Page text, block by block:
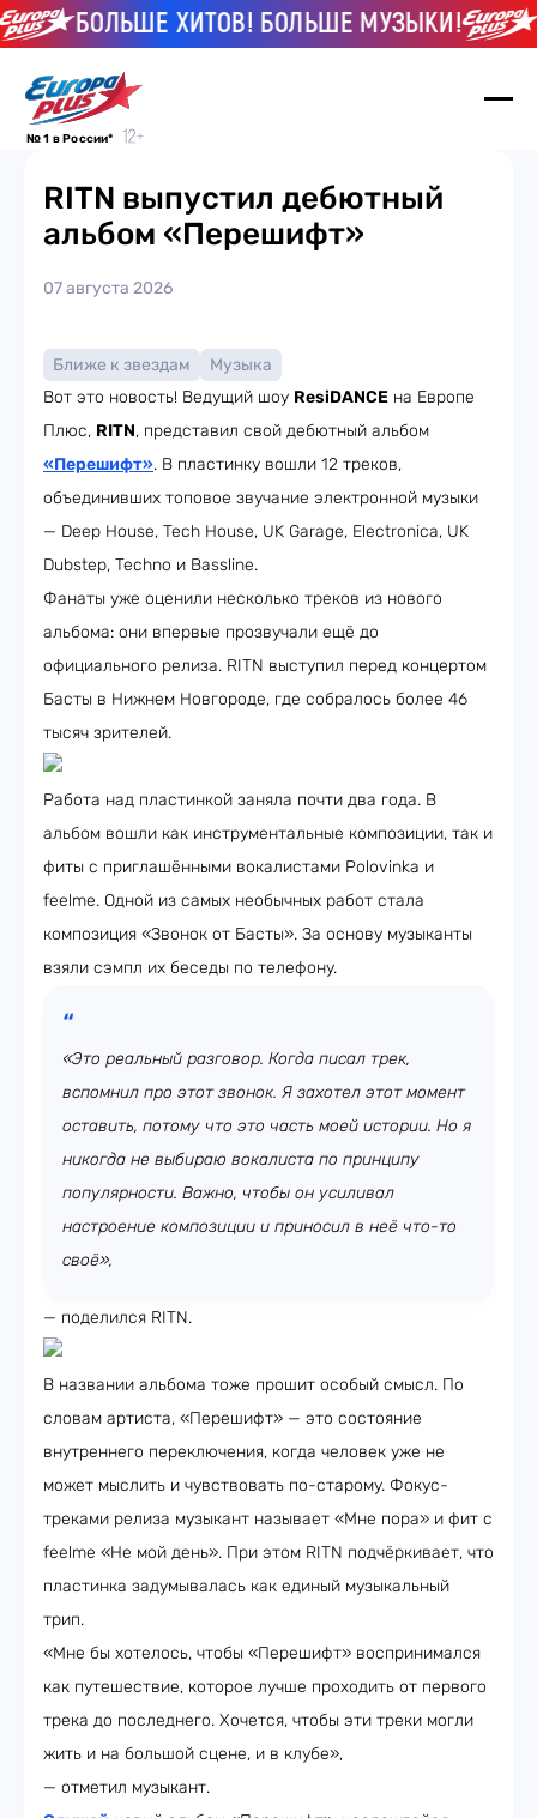
БОЛЬШЕ ХИТОВ! БОЛЬШЕ МУЗЫКИ!
№ 1 в России*
RITN выпустил дебютный
альбом «Перешифт»
07 августа 2026
Ближе к звездам
Музыка
Вот это новость! Ведущий шоу ResiDANCE на Европе
Плюс, RITN, представил свой дебютный альбом
«Перешифт». В пластинку вошли 12 треков,
объединивших топовое звучание электронной музыки
— Deep House, Tech House, UK Garage, Electronica, UK
Dubstep, Techno и Bassline.
Фанаты уже оценили несколько треков из нового
альбома: они впервые прозвучали ещё до
официального релиза. RITN выступил перед концертом
Басты в Нижнем Новгороде, где собралось более 46
тысяч зрителей.
Работа над пластинкой заняла почти два года. В
альбом вошли как инструментальные композиции, так и
фиты с приглашёнными вокалистами Polovinka и
feelme. Одной из самых необычных работ стала
композиция «Звонок от Басты». За основу музыканты
взяли сэмпл их беседы по телефону.
«Это реальный разговор. Когда писал трек,
вспомнил про этот звонок. Я захотел этот момент
оставить, потому что это часть моей истории. Но я
никогда не выбираю вокалиста по принципу
популярности. Важно, чтобы он усиливал
настроение композиции и приносил в неё что-то
своё»,
— поделился RITN.
В названии альбома тоже прошит особый смысл. По
словам артиста, «Перешифт» — это состояние
внутреннего переключения, когда человек уже не
может мыслить и чувствовать по-старому. Фокус-
треками релиза музыкант называет «Мне пора» и фит с
feelme «Не мой день». При этом RITN подчёркивает, что
пластинка задумывалась как единый музыкальный
трип.
«Мне бы хотелось, чтобы «Перешифт» воспринимался
как путешествие, которое лучше проходить от первого
трека до последнего. Хочется, чтобы эти треки могли
жить и на большой сцене, и в клубе»,
— отметил музыкант.